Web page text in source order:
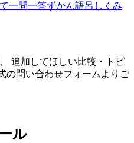
一問一答ずかん語呂 しくみ
追加してほしい比較・トピ
の問い合わせフォームよりご
ル